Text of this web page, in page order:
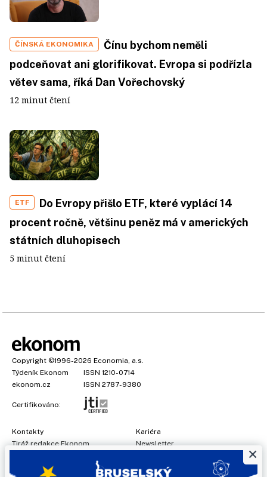
ČÍNSKÁ EKONOMIKA
Čínu bychom neměli
podceňovat ani glorifikovat. Evropa si podřízla
větev sama, říká Dan Vořechovský
12 minut čtení
ETF
Do Evropy přišlo ETF, které vyplácí 14
procent ročně, většinu peněz má v amerických
státních dluhopisech
5 minut čtení
Copyright ©1996-2026 Economia, a.s.
Týdeník Ekonom
ISSN 1210-0714
ekonom.cz
ISSN 2787-9380
Certifikováno:
Kontakty
Tiráž redakce Ekonom
Kariéra
Newsletter
Prohlášení o cookies
×